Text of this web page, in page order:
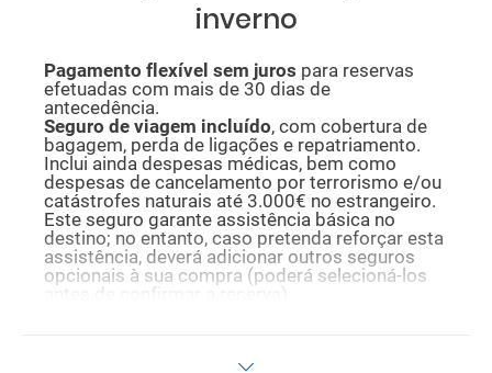
inverno
Pagamento flexível sem juros para reservas
efetuadas com mais de 30 dias de
antecedência.
Seguro de viagem incluído, com cobertura de
bagagem, perda de ligações e repatriamento.
Inclui ainda despesas médicas, bem como
despesas de cancelamento por terrorismo e/ou
catástrofes naturais até 3.000€ no estrangeiro.
Este seguro garante assistência básica no
destino; no entanto, caso pretenda reforçar esta
assistência, deverá adicionar outros seguros
opcionais à sua compra (poderá selecioná-los
antes de confirmar a reserva).